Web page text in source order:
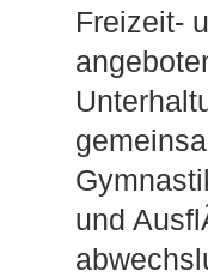
Freizeit-
und